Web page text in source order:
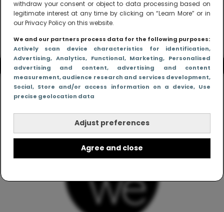
withdraw your consent or object to data processing based on
legitimate interest at any time by clicking on “Learn More” or in
our Privacy Policy on this website.
We and our partners process data for the following purposes:
Actively scan device characteristics for identification,
Advertising, Analytics, Functional, Marketing, Personalised
advertising and content, advertising and content
measurement, audience research and services development,
Social, Store and/or access information on a device, Use
precise geolocation data
Adjust preferences
Agree and close